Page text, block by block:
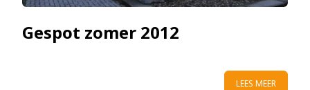
Gespot zomer 2012
LEES MEER